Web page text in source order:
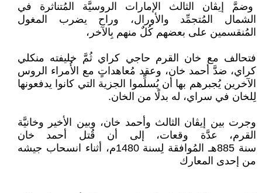
وضمَّ إيڤان الثالث الإمارات الروسيَّة المُتناثرة في
الشمال المُتجمِّد والأورال، وراح يضرب المغول
المُنقسمين على بعضهم كُلٌ منهم بِالآخر،
فتحالف مع خان القرم حاجي كراي ثُمَّ خليفته منكلي
كراي، ضدَّ أحمد خان، وعقد مُعاهداتٍ مع الأُمراء الروس
الآخرين يُجبرهم بها أن يُسلِّموا الجزية التي كانوا يدفعونها
لِلخان في سراي، له بدلًا من الخان.
وجرت بين إيڤان الثالث وأحمد خان، وبين الأخير وخانيَّة
القرم، عدَّة وقعات، إلى أن قُتل أحمد خان
سنة 885هـ المُوافقة لِسنة 1480م، أثناء انسحاب جيشه
من إحدى المعارك